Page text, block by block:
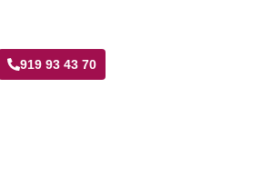
919 93 43 70